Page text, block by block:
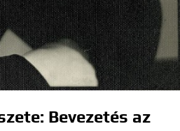
Bevezetés az